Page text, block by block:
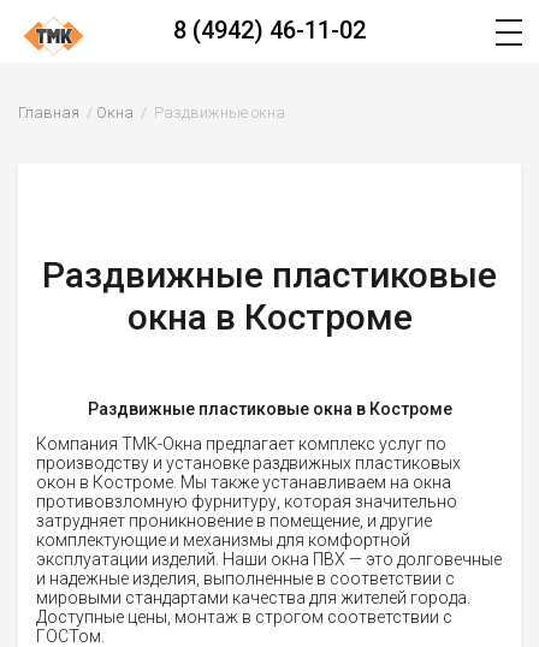
8 (4942) 46-11-02
Главная Окна Раздвижные окна
Раздвижные пластиковые
окна в Костроме
Раздвижные пластиковые окна в Костроме
Компания ТМК-Окна предлагает комплекс услуг по
производству и установке раздвижных пластиковых
окон в Костроме. Мы также устанавливаем на окна
противовзломную фурнитуру, которая значительно
затрудняет проникновение в помещение, и другие
комплектующие и механизмы для комфортной
эксплуатации изделий. Наши окна ПВХ — это долговечные
и надежные изделия, выполненные в соответствии с
мировыми стандартами качества для жителей города.
Доступные цены, монтаж в строгом соответствии с
ГОСТом.